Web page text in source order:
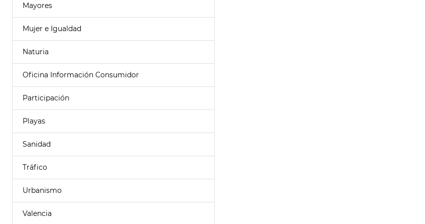
Mayores
Mujer e Igualdad
Naturia
Oficina Información Consumidor
Participación
Playas
Sanidad
Tráfico
Urbanismo
Valencia